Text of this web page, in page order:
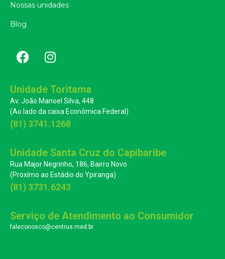
Nossas unidades
Blog
Unidade Toritama
Av. João Manoel Silva, 448
(Ao lado da caixa Econômica Federal)
(81) 3741.1268
Unidade Santa Cruz do Capibaribe
Rua Major Negrinho, 186, Bairro Novo
(Proxímo ao Estádio do Ypiranga)
(81) 3731.6243
Serviço de Atendimento ao Consumidor
faleconosco@centrus.med.br